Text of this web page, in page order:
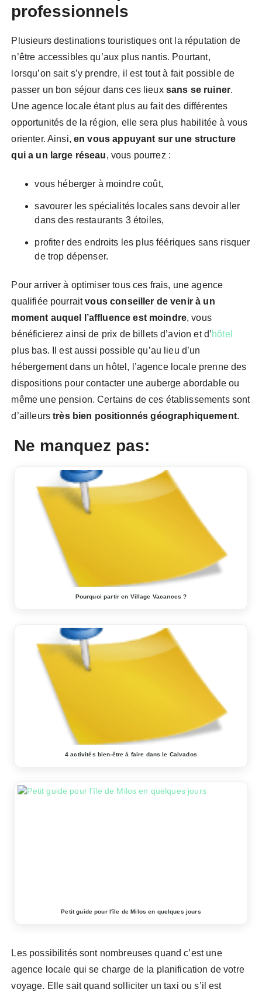
professionnels
Plusieurs destinations touristiques ont la réputation de
n’être accessibles qu’aux plus nantis. Pourtant,
lorsqu’on sait s’y prendre, il est tout à fait possible de
passer un bon séjour dans ces lieuxsans se ruiner.
Une agence locale étant plus au fait des différentes
opportunités de la région, elle sera plus habilitée à vous
orienter. Ainsi,en vous appuyant sur une structure
qui a un large réseau, vous pourrez :
vous héberger à moindre coût,
savourer les spécialités locales sans devoir aller
dans des restaurants 3 étoiles,
profiter des endroits les plus féériques sans risquer
de trop dépenser.
Pour arriver à optimiser tous ces frais, une agence
qualifiée pourraitvous conseiller de venir à un
moment auquel l’affluence est moindre, vous
bénéficierez ainsi de prix de billets d’avion et d’hôtel
plus bas. Il est aussi possible qu’au lieu d’un
hébergement dans un hôtel, l’agence locale prenne des
dispositions pour contacter une auberge abordable ou
même une pension. Certains de ces établissements sont
d’ailleurstrès bien positionnés géographiquement.
Ne manquez pas:
Pourquoi partir en Village Vacances ?
4 activités bien-être à faire dans le Calvados
Petit guide pour l'île de Milos en quelques jours
Les possibilités sont nombreuses quand c’est une
agence locale qui se charge de la planification de votre
voyage. Elle sait quand solliciter un taxi ou s’il est